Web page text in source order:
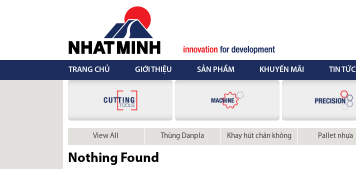
TRANG CHỦ GIỚI THIỆU SẢN PHẨM KHUYẾN MÃI TIN TỨC
View All Thùng Danpla Khay hút chân không Pallet nhựa
Nothing Found